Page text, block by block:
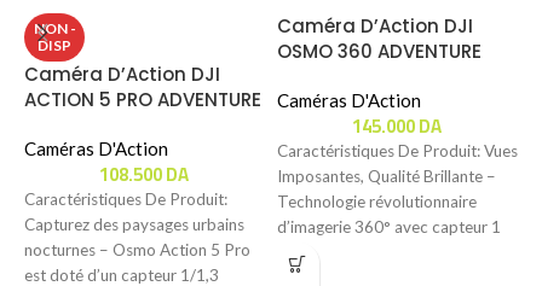
NON -
DISP
Caméra D’Action DJI
ACTION 5 PRO ADVENTURE
Caméras D'Action
108.500DA
Caractéristiques De Produit:
Capturez des paysages urbains
nocturnes – Osmo Action 5 Pro
est doté d’un capteur 1/1,3
Caméra D’Action DJI
OSMO 360 ADVENTURE
Caméras D'Action
145.000DA
Caractéristiques De Produit: Vues
Imposantes, Qualité Brillante –
Technologie révolutionnaire
d’imagerie 360° avec capteur 1
pouce [1], offrant une excellente